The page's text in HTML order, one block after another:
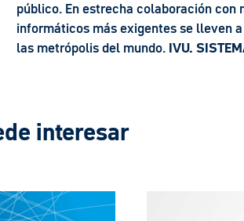
público. En estrecha colaboración
informáticos más exigentes se lleven
las metrópolis del mundo. IVU.
interesar